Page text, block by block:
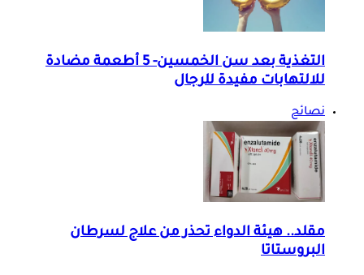
التغذية بعد سن الخمسين- 5 أطعمة مضادة
للالتهابات مفيدة للرجال
نصائح
مقلد.. هيئة الدواء تحذر من علاج لسرطان
البروستاتا